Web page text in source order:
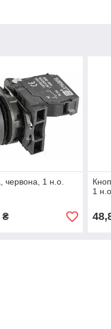
червона, 1 н.о.
₴
1